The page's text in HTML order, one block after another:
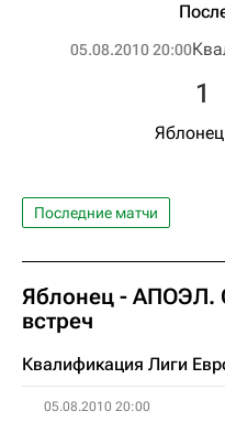
05.08.2010 20:00
Яблонец
1
Последние матчи
Яблонец - АПОЭЛ.
встреч
Квалификация Лиги
05.08.2010 20:00